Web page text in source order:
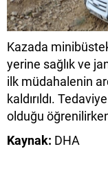
Kazada
yerine sağlık ve
ilk müdahalenin
kaldırıldı.
olduğu
Kaynak: DHA